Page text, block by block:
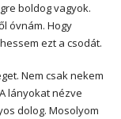
boldog vagyok.
óvnám. Hogy
ezt a csodát.
Nem csak nekem
lányokat nézve
dolog. Mosolyom